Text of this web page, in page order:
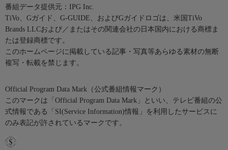
番組データ提供元：IPG Inc.
TiVo、Gガイド、G-GUIDE、およびGガイドロゴは、米国TiVo
Brands LLCおよび／またはその関連会社の日本国内における商標ま
たは登録商標です。
このホームページに掲載している記事・写真等あらゆる素材の無断
複写・転載を禁じます。
Official Program Data Mark（公式番組情報マーク）
このマークは「Official Program Data Mark」といい、テレビ番組の公
式情報である「SI(Service Information)情報」を利用したサービスに
のみ表記が許されているマークです。